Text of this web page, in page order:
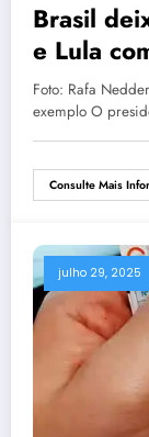
Brasil
e Lula
Foto: Rafa
exemplo O
Consulte Mais
julho 29, 2025